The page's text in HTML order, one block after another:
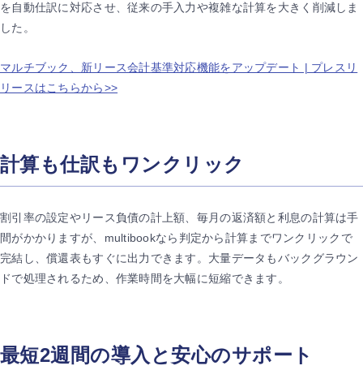
を自動仕訳に対応させ、従来の手入力や複雑な計算を大きく削減しま
した。
マルチブック、新リース会計基準対応機能をアップデート | プレスリ
リースはこちらから>>
計算も仕訳もワンクリック
割引率の設定やリース負債の計上額、毎月の返済額と利息の計算は手
間がかかりますが、multibookなら判定から計算までワンクリックで
完結し、償還表もすぐに出力できます。大量データもバックグラウン
ドで処理されるため、作業時間を大幅に短縮できます。
最短2週間の導入と安心のサポート